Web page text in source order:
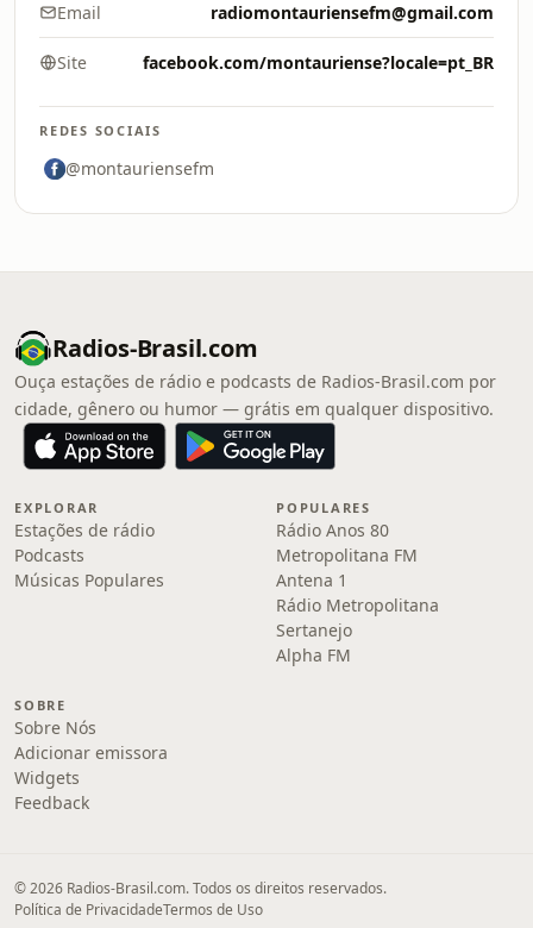
Email radiomontauriensefm@gmail.com
Site facebook.com/montauriense?locale=pt_BR
REDES SOCIAIS
@montauriensefm
Radios-Brasil.com
Ouça estações de rádio e podcasts de Radios-Brasil.com por
cidade, gênero ou humor — grátis em qualquer dispositivo.
EXPLORAR
Estações de rádio
Podcasts
Músicas Populares
POPULARES
Rádio Anos 80
Metropolitana FM
Antena 1
Rádio Metropolitana
Sertanejo
Alpha FM
SOBRE
Sobre Nós
Adicionar emissora
Widgets
Feedback
© 2026 Radios-Brasil.com. Todos os direitos reservados.
Política de PrivacidadeTermos de Uso